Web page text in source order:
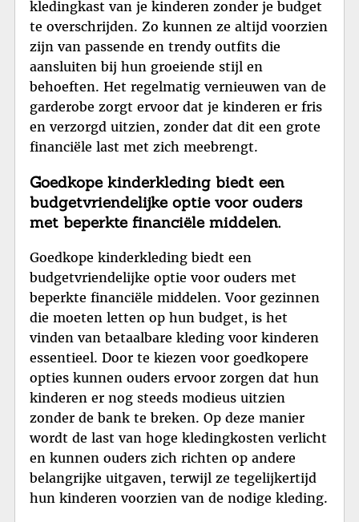
kledingkast van je kinderen zonder je budget
te overschrijden. Zo kunnen ze altijd voorzien
zijn van passende en trendy outfits die
aansluiten bij hun groeiende stijl en
behoeften. Het regelmatig vernieuwen van de
garderobe zorgt ervoor dat je kinderen er fris
en verzorgd uitzien, zonder dat dit een grote
financiële last met zich meebrengt.
Goedkope kinderkleding biedt een
budgetvriendelijke optie voor ouders
met beperkte financiële middelen.
Goedkope kinderkleding biedt een
budgetvriendelijke optie voor ouders met
beperkte financiële middelen. Voor gezinnen
die moeten letten op hun budget, is het
vinden van betaalbare kleding voor kinderen
essentieel. Door te kiezen voor goedkopere
opties kunnen ouders ervoor zorgen dat hun
kinderen er nog steeds modieus uitzien
zonder de bank te breken. Op deze manier
wordt de last van hoge kledingkosten verlicht
en kunnen ouders zich richten op andere
belangrijke uitgaven, terwijl ze tegelijkertijd
hun kinderen voorzien van de nodige kleding.